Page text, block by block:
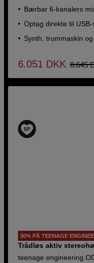
Bærbar 6-kanalers
Optag direkte til
Synth, trummaskin
6.051 DKK 8.645
30% PÅ TEENAGE
Trådløs aktiv
teenage engineering